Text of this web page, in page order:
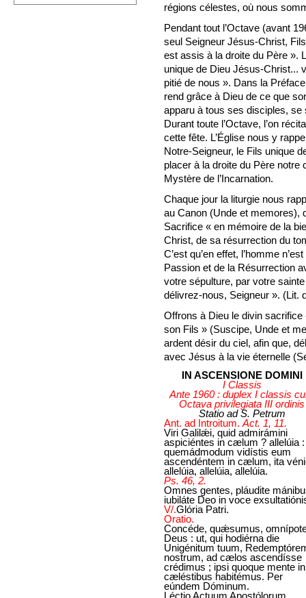
régions célestes, où nous
Pendant tout l’Octave (avant
seul Seigneur Jésus-Christ,
est assis à la droite du Père ».
unique de Dieu Jésus-Christ...
pitié de nous ». Dans la
rend grâce à Dieu de ce que
apparu à tous ses disciples,
Durant toute l’Octave, l’on
cette fête. L’Église nous y
Notre-Seigneur, le Fils unique
placer à la droite du Père notre
Mystère de l’Incarnation.
Chaque jour la liturgie nous
au Canon (Unde et memores),
Sacrifice « en mémoire de la
Christ, de sa résurrection du
C’est qu’en effet, l’homme
Passion et de la Résurrection
votre sépulture, par votre
délivrez-nous, Seigneur ». (Lit.
Offrons à Dieu le divin sacrifice
son Fils » (Suscipe, Unde et
ardent désir du ciel, afin que,
avec Jésus à la vie éternelle
IN ASCENSIONE DOMINI
I Classis
Ante 1960 : duplex I classis
Octava privilegiata III ordinis
Statio ad S. Petrum
Ant. ad Introitum. Act. 1, 11.
Viri Galilǽi, quid admirámini
aspiciéntes in cælum ? allelúia :
quemádmodum vidístis eum
ascendéntem in cælum, ita
allelúia, allelúia, allelúia.
Ps. 46, 2.
Omnes gentes, pláudite
iubiláte Deo in voce
V/.Glória Patri.
Oratio.
Concéde, quǽsumus,
Deus : ut, qui hodiérna die
Unigénitum tuum,
nostrum, ad cælos ascendísse
crédimus ; ipsi quoque mente in
cæléstibus habitémus. Per
eúndem Dóminum.
Léctio Actuum Apostólorum.